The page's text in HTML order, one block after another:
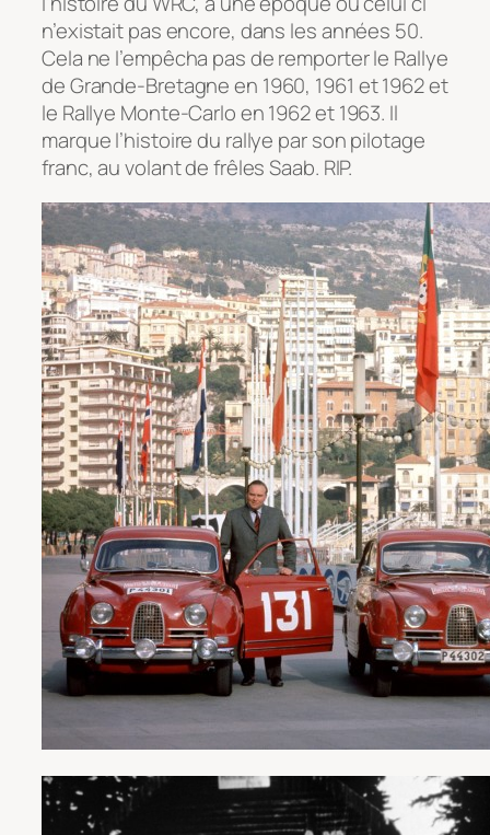
n’existait pas encore, dans les années 50.
Cela ne l’empêcha pas de remporter le Rallye
de Grande-Bretagne en 1960, 1961 et 1962 et
le Rallye Monte-Carlo en 1962 et 1963. Il
marque l’histoire du rallye par son pilotage
franc, au volant de frêles Saab. RIP.